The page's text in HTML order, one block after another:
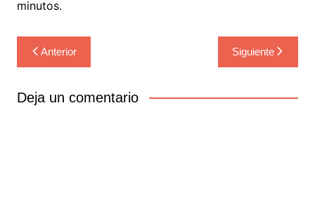
minutos.
Navegación
de
entradas
Anterior Siguiente
Deja un comentario